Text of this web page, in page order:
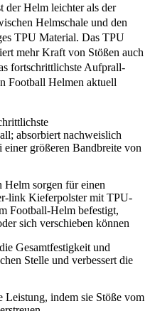
der Helm leichter als der
Helmschale und den
TPU Material. Das TPU
mehr Kraft von Stößen auch
fortschrittlichste Aufprall-
Football Helmen aktuell
absorbiert nachweislich
größeren Bandbreite von
Helm sorgen für einen
link Kieferpolster mit TPU-
Football-Helm befestigt,
sich verschieben können
Gesamtfestigkeit und
Stelle und verbessert die
Leistung, indem sie Stöße vom